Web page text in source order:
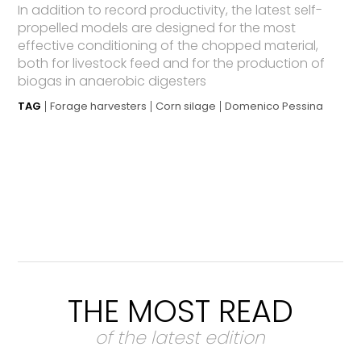
In addition to record productivity, the latest self-
propelled models are designed for the most
effective conditioning of the chopped material,
both for livestock feed and for the production of
biogas in anaerobic digesters
TAG Forage harvesters Corn silage Domenico Pessina
THE MOST READ
of the latest edition